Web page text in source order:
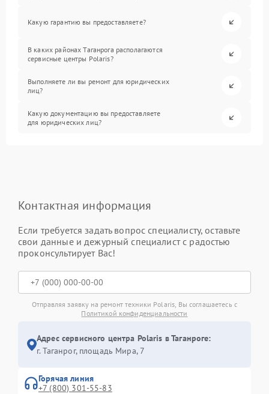
Какую гарантию вы предоставляете?
В каких районах Таганрога располагаются
сервисные центры Polaris?
Выполняете ли вы ремонт для юридических
лиц?
Какую документацию вы предоставляете
для юридических лиц?
Контактная информация
Если требуется задать вопрос специалисту, оставьте
свои данные и дежурный специалист с радостью
проконсультирует Вас!
Отправляя заявку на ремонт техники Polaris, Вы соглашаетесь с
Политикой конфиденциальности
Адрес сервисного центра Polaris в Таганроге:
г. Таганрог, площадь Мира, 7
Горячая линия
+7 (800) 301-55-83